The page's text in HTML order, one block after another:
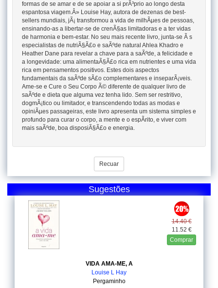
formas de se amar e de se apoiar a si prÃ³prio ao longo desta
espantosa viagem.Â» Louise Hay, autora de dezenas de best-
sellers mundiais, jÃ¡ transformou a vida de milhÃµes de pessoas,
ensinando-as a libertar-se de crenÃ§as limitadoras e a ter vidas
de harmonia e bem-estar. No seu mais recente livro, junta-se Ã s
especialistas de nutriÃ§Ã£o e saÃºde natural Ahlea Khadro e
Heather Dane para revelar a chave para a saÃºde, a felicidade e
a longevidade: uma alimentaÃ§Ã£o rica em nutrientes e uma vida
rica em pensamentos positivos. Estes dois aspectos
fundamentais da saÃºde sÃ£o complementares e inseparÃ¡veis.
Ame-se e Cure o Seu Corpo Ã© diferente de qualquer livro de
saÃºde e dieta que alguma vez tenha lido. Sem ser restritivo,
dogmÃ¡tico ou limitador, e transcendendo todas as modas e
opiniÃµes passageiras, este livro apresenta um sistema simples e
profundo para curar o corpo, a mente e o espÃ­rito, e viver com
mais saÃºde, boa disposiÃ§Ã£o e energia.
Recuar
Sugestões
14.40 €
11.52 €
Comprar
VIDA AMA-ME, A
Louise L Hay
Pergaminho